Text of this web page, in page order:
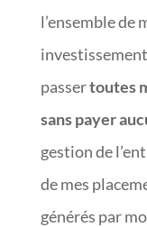
l’ensemble de
passertoutes
sans payer
gestion de
de mes
générés par